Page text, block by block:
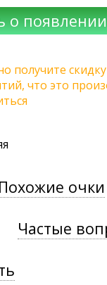
получите
что это
Похожие очки
Частые